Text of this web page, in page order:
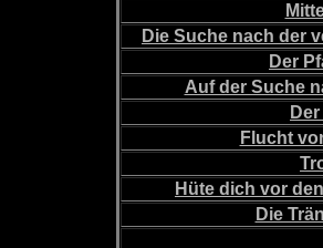
Die Suche nach der
Der
Auf der Suche
Flucht
Hüte dich vor
Die